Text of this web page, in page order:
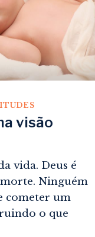
visão
vida. Deus é
Ninguém
cometer um
o que